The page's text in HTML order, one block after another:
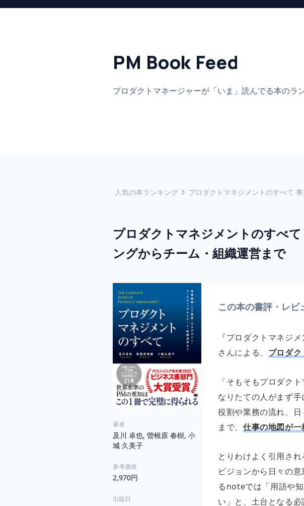
PM Book Feed
プロダクトマネージャーが「いま」 読んでる本のラ
人気の本ランキング プロダクトマネジメントのすべて
プロダクトマネジメントのすべ
ングからチーム・組織運営まで
著者
及川 卓也, 曽根原 春樹, 小
城 久美子
参考価格
2,970円
出版日
この本の書評・レビ
『プロダクトマネジ
さんによる、 プロダ
「そもそもプロダク
なりたての人がまず
役割や業務の流れ、
まで、 仕事の地図が
とりわけよく引用され
ビジョンから日々の
るnoteでは「用語や
い」と、土台となる必